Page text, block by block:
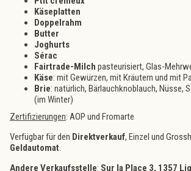
Käseplatten
Doppelrahm
Butter
Joghurts
Sérac
Fairtrade-Milch pasteurisiert, Glas-
Käse: mit Gewürzen, mit Kräutern und mit
Brie: natürlich, Bärlauchknoblauch, Nüsse,
(im Winter)
Zertifizierungen: AOP und Fromarte
Verfügbar für den Direktverkauf, Einzel und
Geldautomat.
Andere Verkaufsstelle: Sur la Place 3, 1357